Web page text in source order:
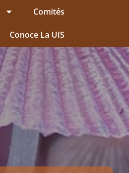
Comités
Conoce La UIS